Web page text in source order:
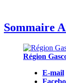
Sommaire
Région
E-mail